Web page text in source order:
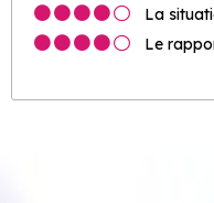
La
Le